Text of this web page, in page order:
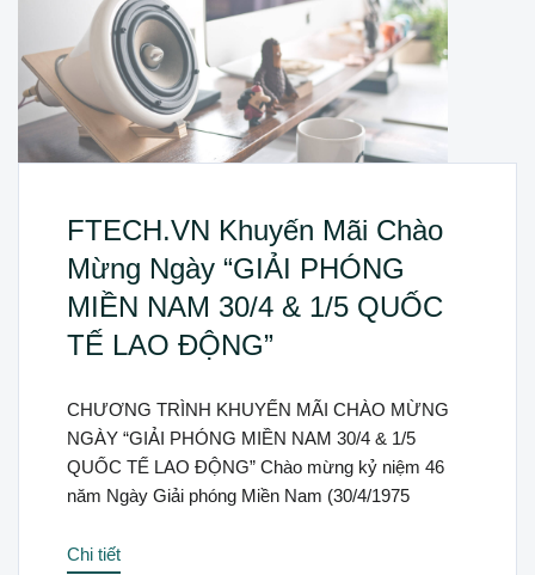
FTECH.VN Khuyến Mãi Chào
Mừng Ngày “GIẢI PHÓNG
MIỀN NAM 30/4 & 1/5 QUỐC
TẾ LAO ĐỘNG”
CHƯƠNG TRÌNH KHUYẾN MÃI CHÀO MỪNG
NGÀY “GIẢI PHÓNG MIỀN NAM 30/4 & 1/5
QUỐC TẾ LAO ĐỘNG” Chào mừng kỷ niệm 46
năm Ngày Giải phóng Miền Nam (30/4/1975
Chi tiết